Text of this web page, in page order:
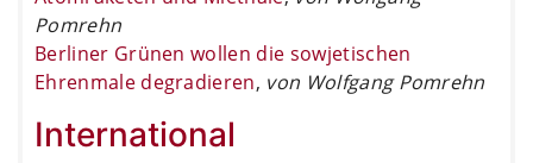
Pomrehn
Berliner Grünen wollen die sowjetischen
Ehrenmale degradieren, von Wolfgang Pomrehn
International